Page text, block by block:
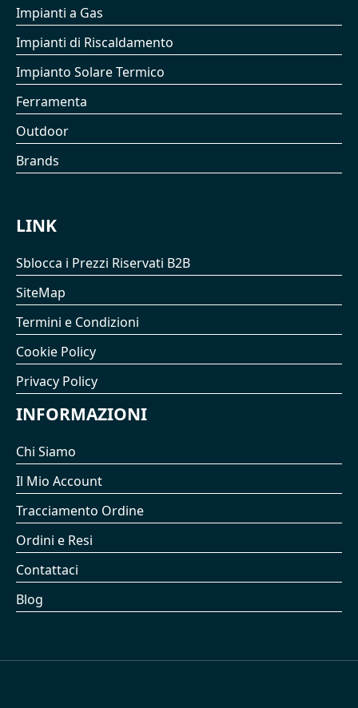
Impianti a Gas
Impianti di Riscaldamento
Impianto Solare Termico
Ferramenta
Outdoor
Brands
LINK
Sblocca i Prezzi Riservati B2B
SiteMap
Termini e Condizioni
Cookie Policy
Privacy Policy
INFORMAZIONI
Chi Siamo
Il Mio Account
Tracciamento Ordine
Ordini e Resi
Contattaci
Blog